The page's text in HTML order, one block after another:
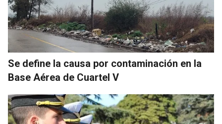
Se define la causa por contaminación en la
Base Aérea de Cuartel V